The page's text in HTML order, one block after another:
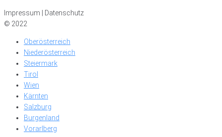
Impressum | Datenschutz
© 2022
Oberösterreich
Niederösterreich
Steiermark
Tirol
Wien
Kärnten
Salzburg
Burgenland
Vorarlberg